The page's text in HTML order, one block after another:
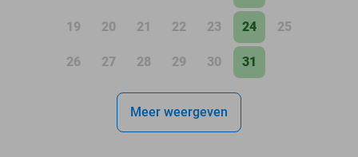
19 20 21 22 23 24 25
26 27 28 29 30 31
Meer weergeven